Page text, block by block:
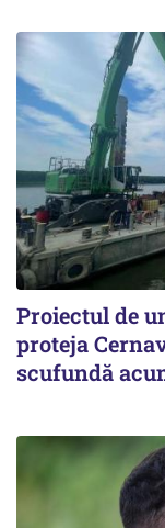
Proiectul de
proteja
scufundă